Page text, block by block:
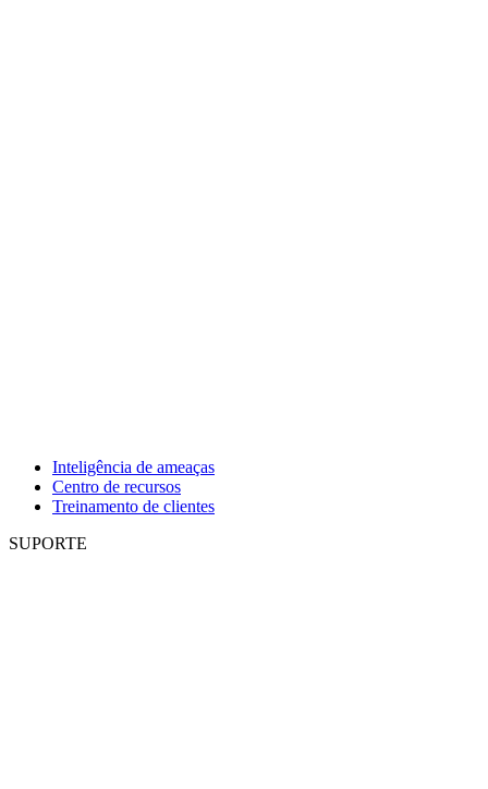
Inteligência de ameaças
Centro de recursos
Treinamento de clientes
SUPORTE